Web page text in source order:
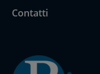
Contatti